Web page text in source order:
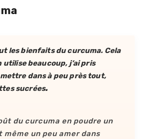
les bienfaits du curcuma. Cela
utilise beaucoup, j’ai pris
mettre dans à peu près tout,
sucrées.
du curcuma en poudre un
un peu amer dans